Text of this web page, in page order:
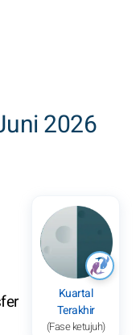
2026
Kuartal
Terakhir
(Fase ketujuh)